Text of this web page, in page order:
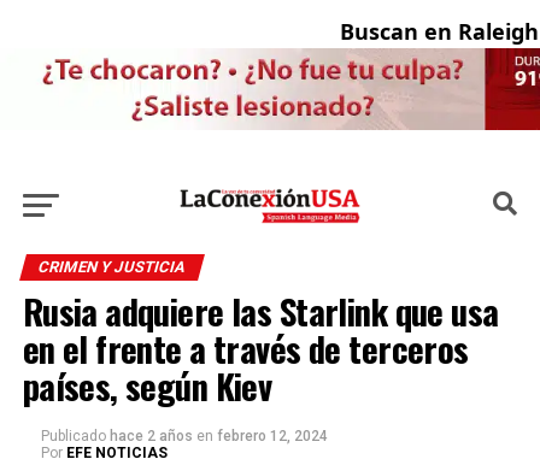
Buscan en Raleigh
CRIMEN Y JUSTICIA
Rusia adquiere las Starlink que usa
en el frente a través de terceros
países, según Kiev
Publicado hace 2 años en febrero 12, 2024
Por EFE NOTICIAS